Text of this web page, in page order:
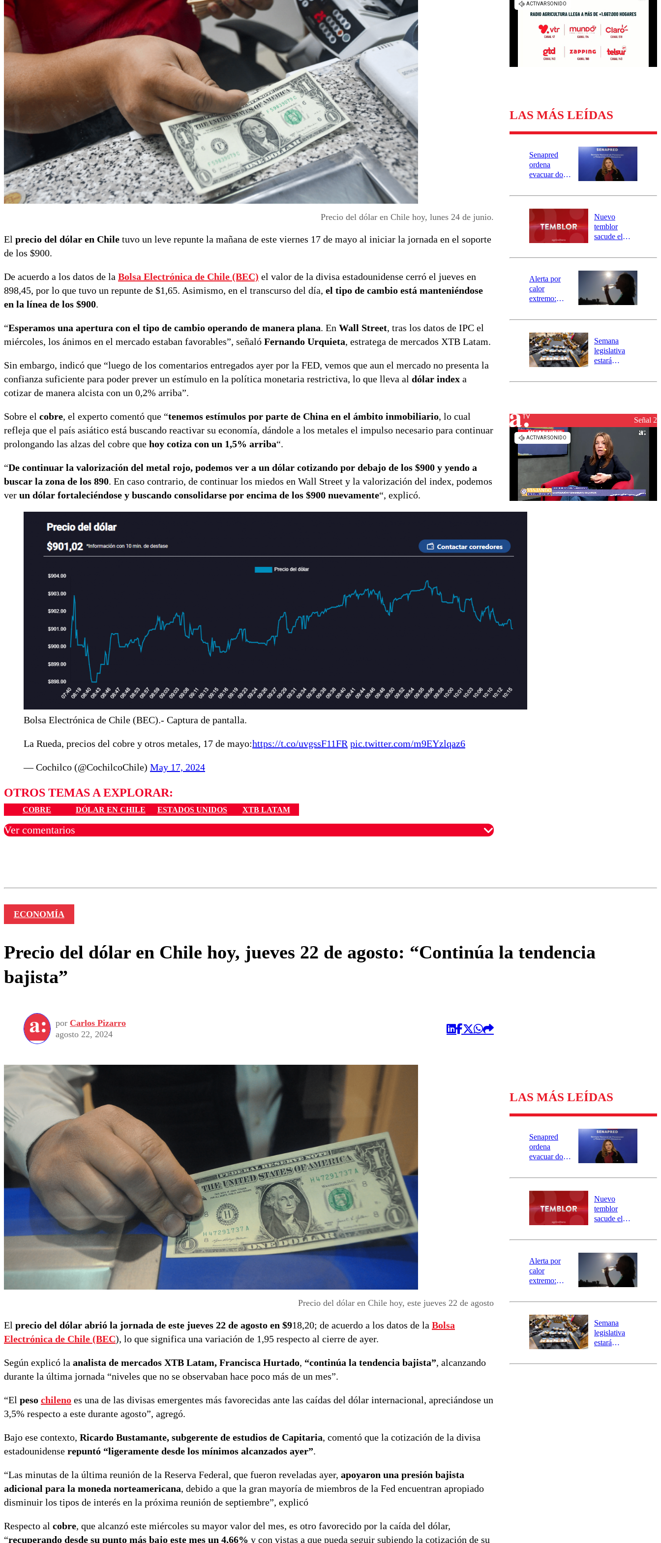
Universidad de Chile
Sustentabilidad
Precio del dólar en Chile hoy, lunes 24 de junio.
El precio del dólar en Chile tuvo un leve repunte la mañana de este viernes 17 de mayo al iniciar la jornada en el soporte
de los $900.
De acuerdo a los datos de la Bolsa Electrónica de Chile (BEC) el valor de la divisa estadounidense cerró el jueves en
898,45, por lo que tuvo un repunte de $1,65. Asimismo, en el transcurso del día, el tipo de cambio está manteniéndose
en la línea de los $900.
“Esperamos una apertura con el tipo de cambio operando de manera plana. En Wall Street, tras los datos de IPC el
miércoles, los ánimos en el mercado estaban favorables”, señaló Fernando Urquieta, estratega de mercados XTB Latam.
Sin embargo, indicó que “luego de los comentarios entregados ayer por la FED, vemos que aun el mercado no presenta la
confianza suficiente para poder prever un estímulo en la política monetaria restrictiva, lo que lleva al dólar index a
cotizar de manera alcista con un 0,2% arriba”.
Sobre el cobre, el experto comentó que “tenemos estímulos por parte de China en el ámbito inmobiliario, lo cual
refleja que el país asiático está buscando reactivar su economía, dándole a los metales el impulso necesario para continuar
prolongando las alzas del cobre que hoy cotiza con un 1,5% arriba“.
“De continuar la valorización del metal rojo, podemos ver a un dólar cotizando por debajo de los $900 y yendo a
buscar la zona de los 890. En caso contrario, de continuar los miedos en Wall Street y la valorización del index, podemos
ver un dólar fortaleciéndose y buscando consolidarse por encima de los $900 nuevamente“, explicó.
Bolsa Electrónica de Chile (BEC).- Captura de pantalla.
La Rueda, precios del cobre y otros metales, 17 de mayo:https://t.co/uvgssF11FR pic.twitter.com/m9EYzlqaz6
— Cochilco (@CochilcoChile) May 17, 2024
OTROS TEMAS A EXPLORAR:
COBRE DÓLAR EN CHILE ESTADOS UNIDOS XTB LATAM
Ver comentarios
LAS MÁS LEÍDAS
Senapred
ordena
evacuar dos
Carahue por
río Damas:
activa
mensajería
SAE
Nuevo
temblor
sacude el
revisa la
epicentro
Alerta por
calor
extremo:
activa Alerta
Preventiva en
tres comunas
Semana
legislativa
estará
el fin de la
reconstrucciónSeñal 2
ECONOMÍA
Precio del dólar en Chile hoy, jueves 22 de agosto: “Continúa la tendencia
bajista”
por Carlos Pizarro
agosto 22, 2024
Precio del dólar en Chile hoy, este jueves 22 de agosto
El precio del dólar abrió la jornada de este jueves 22 de agosto en $918,20; de acuerdo a los datos de la Bolsa
Electrónica de Chile (BEC), lo que significa una variación de 1,95 respecto al cierre de ayer.
Según explicó la analista de mercados XTB Latam, Francisca Hurtado, “continúa la tendencia bajista”, alcanzando
durante la última jornada “niveles que no se observaban hace poco más de un mes”.
“El peso chileno es una de las divisas emergentes más favorecidas ante las caídas del dólar internacional, apreciándose un
3,5% respecto a este durante agosto”, agregó.
Bajo ese contexto, Ricardo Bustamante, subgerente de estudios de Capitaria, comentó que la cotización de la divisa
estadounidense repuntó “ligeramente desde los mínimos alcanzados ayer”.
“Las minutas de la última reunión de la Reserva Federal, que fueron reveladas ayer, apoyaron una presión bajista
adicional para la moneda norteamericana, debido a que la gran mayoría de miembros de la Fed encuentran apropiado
disminuir los tipos de interés en la próxima reunión de septiembre”, explicó
Respecto al cobre, que alcanzó este miércoles su mayor valor del mes, es otro favorecido por la caída del dólar,
“recuperando desde su punto más bajo este mes un 4,66% y con vistas a que pueda seguir subiendo la cotización de su
LAS MÁS LEÍDAS
Senapred
ordena
evacuar dos
Carahue por
río Damas:
activa
mensajería
SAE
Nuevo
temblor
sacude el
revisa la
epicentro
Alerta por
calor
extremo:
activa Alerta
Preventiva en
tres comunas
Semana
legislativa
estará
el fin de la